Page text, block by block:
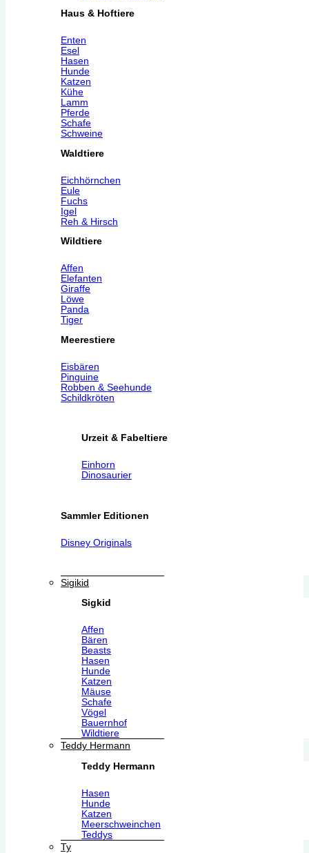
Haus & Hoftiere
Enten
Esel
Hasen
Hunde
Katzen
Kühe
Lamm
Pferde
Schafe
Schweine
Waldtiere
Eichhörnchen
Eule
Fuchs
Igel
Reh & Hirsch
Wildtiere
Affen
Elefanten
Giraffe
Löwe
Panda
Tiger
Meerestiere
Eisbären
Pinguine
Robben & Seehunde
Schildkröten
Urzeit & Fabeltiere
Einhorn
Dinosaurier
Sammler Editionen
Disney Originals
Sigikid
Sigkid
Affen
Bären
Beasts
Hasen
Hunde
Katzen
Mäuse
Schafe
Vögel
Bauernhof
Wildtiere
Teddy Hermann
Teddy Hermann
Hasen
Hunde
Katzen
Meerschweinchen
Teddys
Ty